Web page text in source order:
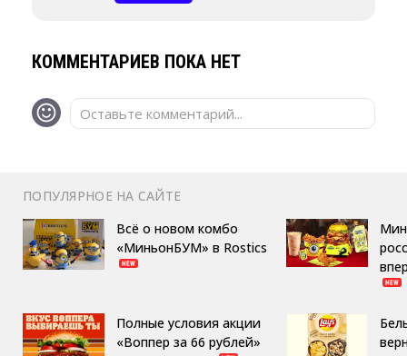
КОММЕНТАРИЕВ ПОКА НЕТ
Оставьте комментарий...
ПОПУЛЯРНОЕ НА САЙТЕ
Всё о новом комбо
«МиньонБУМ» в Rostics
Полные условия акции
«Воппер за 66 рублей»